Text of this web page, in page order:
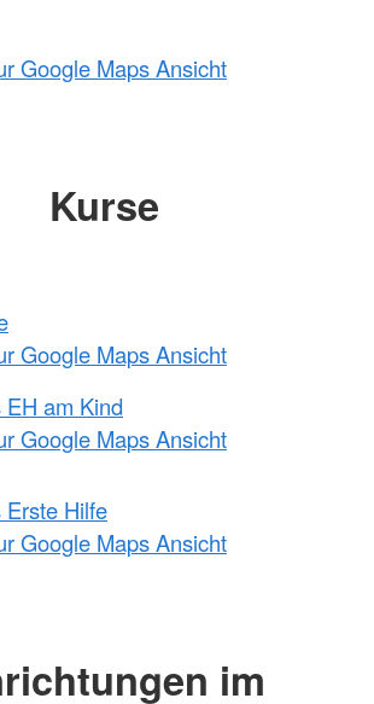
Google Maps Ansicht
Kurse
Google Maps Ansicht
am Kind
Google Maps Ansicht
Erste Hilfe
Google Maps Ansicht
im